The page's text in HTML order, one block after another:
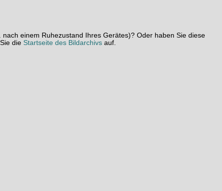
einem Ruhezustand Ihres Gerätes)? Oder haben Sie diese
die Startseite des Bildarchivs auf.